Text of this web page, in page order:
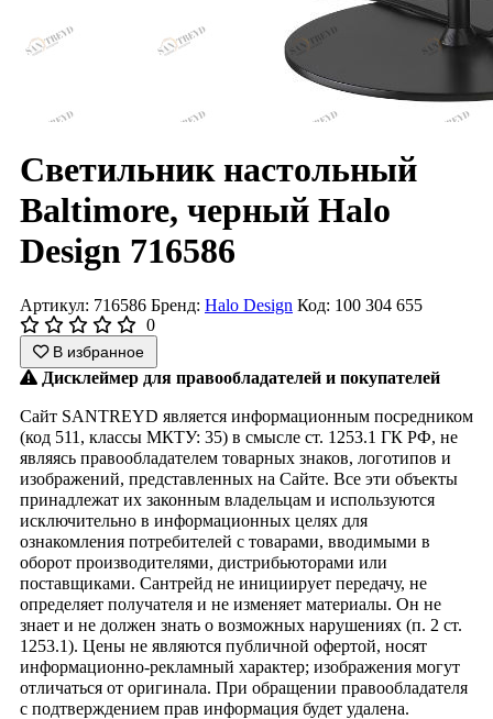
Светильник настольный
Baltimore, черный Halo
Design 716586
Артикул: 716586 Бренд: Halo Design Код: 100 304 655
0
В избранное
Дисклеймер для правообладателей и покупателей
Сайт SANTREYD является информационным посредником
(код 511, классы МКТУ: 35) в смысле ст. 1253.1 ГК РФ, не
являясь правообладателем товарных знаков, логотипов и
изображений, представленных на Сайте. Все эти объекты
принадлежат их законным владельцам и используются
исключительно в информационных целях для
ознакомления потребителей с товарами, вводимыми в
оборот производителями, дистрибьюторами или
поставщиками. Сантрейд не инициирует передачу, не
определяет получателя и не изменяет материалы. Он не
знает и не должен знать о возможных нарушениях (п. 2 ст.
1253.1). Цены не являются публичной офертой, носят
информационно-рекламный характер; изображения могут
отличаться от оригинала. При обращении правообладателя
с подтверждением прав информация будет удалена.